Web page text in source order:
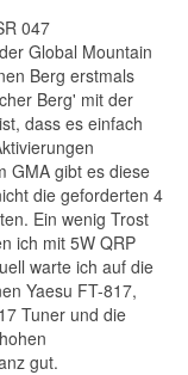
Global Mountain
Berg erstmals
Berg' mit der
dass es einfach
GMA gibt es diese
die geforderten 4
Ein wenig Trost
ich mit 5W QRP
warte ich auf die
Yaesu FT-817,
Tuner und die
gut.